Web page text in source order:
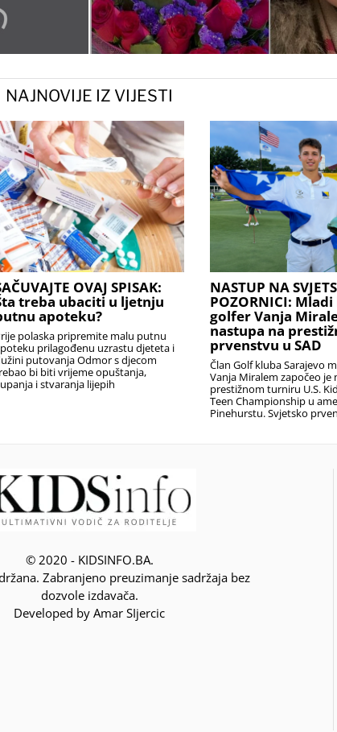
NAJNOVIJE IZ VIJESTI
OVAJ SPISAK:
treba ubaciti u ljetnju
apoteku?
polaska pripremite malu putnu
prilagođenu uzrastu djeteta i
putovanja Odmor s djecom
bi biti vrijeme opuštanja,
i stvaranja lijepih
NASTUP NA
POZORNICI: Mladi
golfer Vanja
nastupa na
prvenstvu u SAD
Član Golf kluba Sarajevo
Vanja Miralem započeo je
prestižnom turniru U.S.
Teen Championship u
Pinehurstu. Svjetsko
© 2020 - KIDSINFO.BA.
Zabranjeno preuzimanje sadržaja bez
dozvole izdavača.
Developed by Amar SIjercic